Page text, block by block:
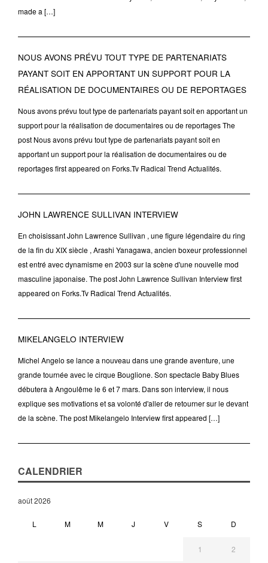
made a […]
NOUS AVONS PRÉVU TOUT TYPE DE PARTENARIATS
PAYANT SOIT EN APPORTANT UN SUPPORT POUR LA
RÉALISATION DE DOCUMENTAIRES OU DE REPORTAGES
Nous avons prévu tout type de partenariats payant soit en apportant un
support pour la réalisation de documentaires ou de reportages The
post Nous avons prévu tout type de partenariats payant soit en
apportant un support pour la réalisation de documentaires ou de
reportages first appeared on Forks.Tv Radical Trend Actualités.
JOHN LAWRENCE SULLIVAN INTERVIEW
En choisissant John Lawrence Sullivan , une figure légendaire du ring
de la fin du XIX siècle , Arashi Yanagawa, ancien boxeur professionnel
est entré avec dynamisme en 2003 sur la scène d'une nouvelle mod
masculine japonaise. The post John Lawrence Sullivan Interview first
appeared on Forks.Tv Radical Trend Actualités.
MIKELANGELO INTERVIEW
Michel Angelo se lance a nouveau dans une grande aventure, une
grande tournée avec le cirque Bouglione. Son spectacle Baby Blues
débutera à Angoulême le 6 et 7 mars. Dans son interview, il nous
explique ses motivations et sa volonté d'aller de retourner sur le devant
de la scène. The post Mikelangelo Interview first appeared […]
CALENDRIER
août 2026
L M M J V S D
1 2